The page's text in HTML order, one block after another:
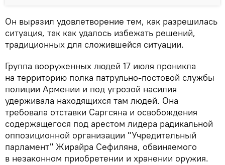
Он выразил удовлетворение тем, как разрешилась
ситуация, так как удалось избежать решений,
традиционных для сложившейся ситуации.
Группа вооруженных людей 17 июля проникла
на территорию полка патрульно-постовой службы
полиции Армении и под угрозой насилия
удерживала находящихся там людей. Она
требовала отставки Саргсяна и освобождения
содержащегося под арестом лидера радикальной
оппозиционной организации "Учредительный
парламент" Жирайра Сефиляна, обвиняемого
в незаконном приобретении и хранении оружия.